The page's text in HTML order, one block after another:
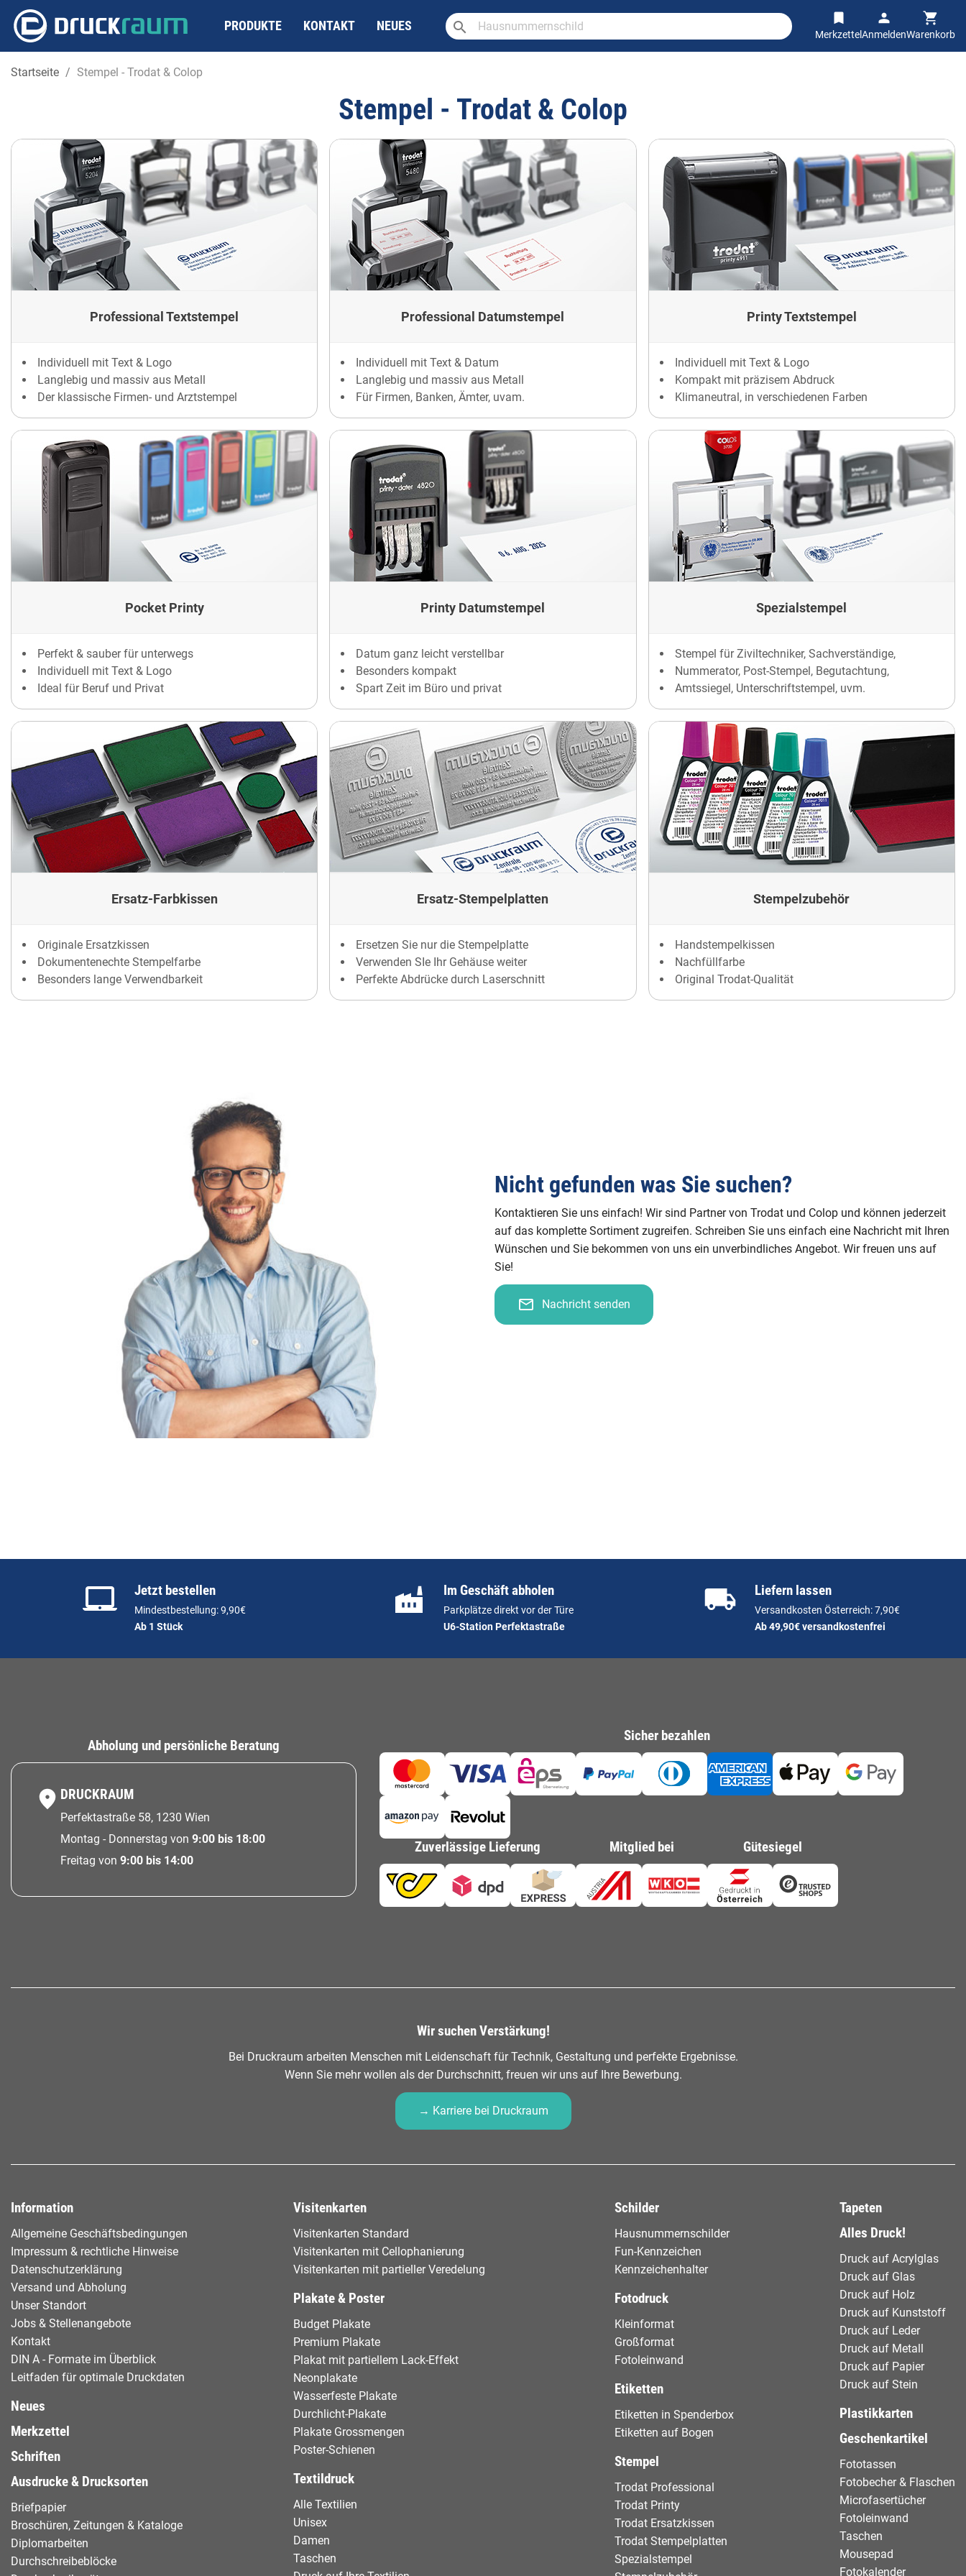
PRODUKTE KONTAKT NEUES search MerkzettelAnmeldenWarenkorb
Startseite Stempel - Trodat & Colop
Stempel - Trodat & Colop
Professional Textstempel
Individuell mit Text & Logo
Langlebig und massiv aus Metall
Der klassische Firmen- und Arztstempel
Professional Datumstempel
Individuell mit Text & Datum
Langlebig und massiv aus Metall
Für Firmen, Banken, Ämter, uvam.
Printy Textstempel
Individuell mit Text & Logo
Kompakt mit präzisem Abdruck
Klimaneutral, in verschiedenen Farben
Pocket Printy
Perfekt & sauber für unterwegs
Individuell mit Text & Logo
Ideal für Beruf und Privat
Printy Datumstempel
Datum ganz leicht verstellbar
Besonders kompakt
Spart Zeit im Büro und privat
Spezialstempel
Stempel für Ziviltechniker, Sachverständige,
Nummerator, Post-Stempel, Begutachtung,
Amtssiegel, Unterschriftstempel, uvm.
Ersatz-Farbkissen
Originale Ersatzkissen
Dokumentenechte Stempelfarbe
Besonders lange Verwendbarkeit
Ersatz-Stempelplatten
Ersetzen Sie nur die Stempelplatte
Verwenden SIe Ihr Gehäuse weiter
Perfekte Abdrücke durch Laserschnitt
Stempelzubehör
Handstempelkissen
Nachfüllfarbe
Original Trodat-Qualität
Nicht gefunden was Sie suchen?
Kontaktieren Sie uns einfach! Wir sind Partner von Trodat und Colop und können jederzeit
auf das komplette Sortiment zugreifen. Schreiben Sie uns einfach eine Nachricht mit Ihren
Wünschen und Sie bekommen von uns ein unverbindliches Angebot. Wir freuen uns auf
Sie!
mail_outline Nachricht senden
Jetzt bestellen
Mindestbestellung: 9,90€
Ab 1 Stück
Im Geschäft abholen
Parkplätze direkt vor der Türe
U6-Station Perfektastraße
Liefern lassen
Versandkosten Österreich: 7,90€
Ab 49,90€ versandkostenfrei
Abholung und persönliche Beratung
DRUCKRAUM
Perfektastraße 58, 1230 Wien
Montag - Donnerstag von 9:00 bis 18:00
Freitag von 9:00 bis 14:00
Sicher bezahlen
Zuverlässige Lieferung Mitglied bei Gütesiegel
Wir suchen Verstärkung!
Bei Druckraum arbeiten Menschen mit Leidenschaft für Technik, Gestaltung und perfekte Ergebnisse.
Wenn Sie mehr wollen als der Durchschnitt, freuen wir uns auf Ihre Bewerbung.
→ Karriere bei Druckraum
Information
Allgemeine Geschäftsbedingungen
Impressum & rechtliche Hinweise
Datenschutzerklärung
Versand und Abholung
Unser Standort
Jobs & Stellenangebote
Kontakt
DIN A - Formate im Überblick
Leitfaden für optimale Druckdaten
Neues
Merkzettel
Schriften
Ausdrucke & Drucksorten
Briefpapier
Broschüren, Zeitungen & Kataloge
Diplomarbeiten
Durchschreibeblöcke
Visitenkarten
Visitenkarten Standard
Visitenkarten mit Cellophanierung
Visitenkarten mit partieller Veredelung
Plakate & Poster
Budget Plakate
Premium Plakate
Plakat mit partiellem Lack-Effekt
Neonplakate
Wasserfeste Plakate
Durchlicht-Plakate
Plakate Grossmengen
Poster-Schienen
Textildruck
Alle Textilien
Unisex
Damen
Taschen
Schilder
Hausnummernschilder
Fun-Kennzeichen
Kennzeichenhalter
Fotodruck
Kleinformat
Großformat
Fotoleinwand
Etiketten
Etiketten in Spenderbox
Etiketten auf Bogen
Stempel
Trodat Professional
Trodat Printy
Trodat Ersatzkissen
Trodat Stempelplatten
Spezialstempel
Tapeten
Alles Druck!
Druck auf Acrylglas
Druck auf Glas
Druck auf Holz
Druck auf Kunststoff
Druck auf Leder
Druck auf Metall
Druck auf Papier
Druck auf Stein
Plastikkarten
Geschenkartikel
Fototassen
Fotobecher & Flaschen
Microfasertücher
Fotoleinwand
Taschen
Mousepad
Fotokalender